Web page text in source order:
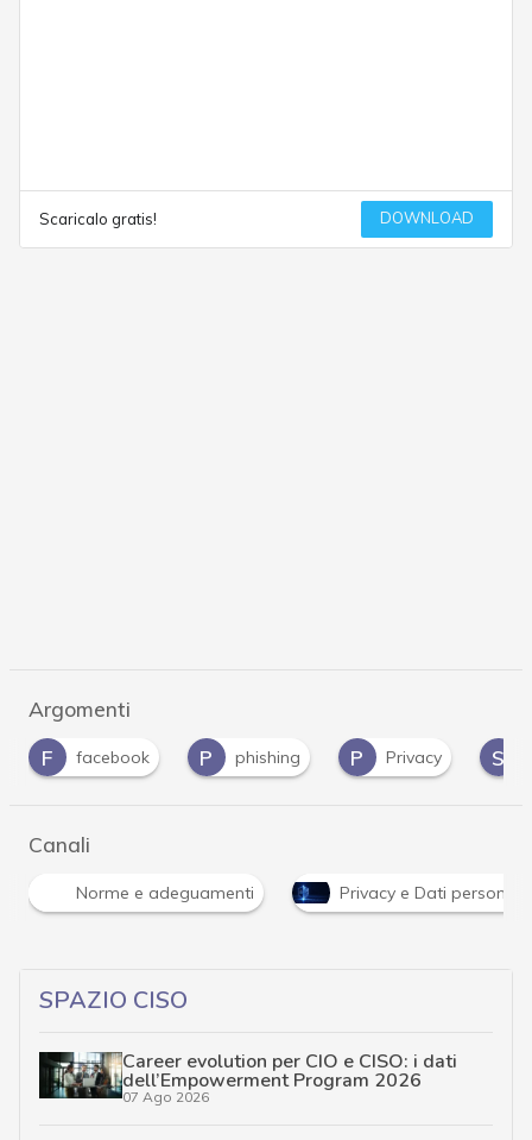
Scaricalo gratis! DOWNLOAD
Argomenti
P
phishing P Privacy S social engineering
Canali
Norme e adeguamenti Privacy e Dati personali
SPAZIO CISO
Career evolution per CIO e CISO: i dati
dell’Empowerment Program 2026
07 Ago 2026